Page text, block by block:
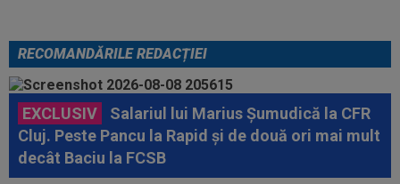
RECOMANDĂRILE REDACȚIEI
EXCLUSIV
Salariul lui Marius Șumudică la CFR
Cluj. Peste Pancu la Rapid și de două ori mai mult
decât Baciu la FCSB